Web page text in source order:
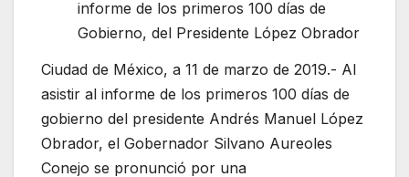
informe de los primeros 100 días de
Gobierno, del Presidente López Obrador
Ciudad de México, a 11 de marzo de 2019.- Al
asistir al informe de los primeros 100 días de
gobierno del presidente Andrés Manuel López
Obrador, el Gobernador Silvano Aureoles
Conejo se pronunció por una